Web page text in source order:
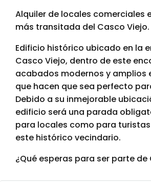
Alquiler de locales comerciales
más transitada del Casco Viejo.
Edificio histórico ubicado en la
Casco Viejo, dentro de este
acabados modernos y amplios
que hacen que sea perfecto
Debido a su inmejorable
edificio será una parada
para locales como para
este histórico vecindario.
¿Qué esperas para ser parte de